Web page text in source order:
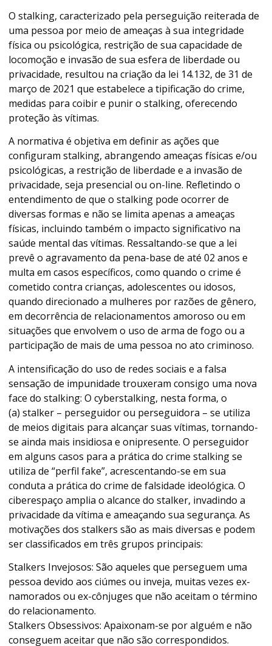
O stalking, caracterizado pela perseguição reiterada de
uma pessoa por meio de ameaças à sua integridade
física ou psicológica, restrição de sua capacidade de
locomoção e invasão de sua esfera de liberdade ou
privacidade, resultou na criação da lei 14.132, de 31 de
março de 2021 que estabelece a tipificação do crime,
medidas para coibir e punir o stalking, oferecendo
proteção às vítimas.
A normativa é objetiva em definir as ações que
configuram stalking, abrangendo ameaças físicas e/ou
psicológicas, a restrição de liberdade e a invasão de
privacidade, seja presencial ou on-line. Refletindo o
entendimento de que o stalking pode ocorrer de
diversas formas e não se limita apenas a ameaças
físicas, incluindo também o impacto significativo na
saúde mental das vítimas. Ressaltando-se que a lei
prevê o agravamento da pena-base de até 02 anos e
multa em casos específicos, como quando o crime é
cometido contra crianças, adolescentes ou idosos,
quando direcionado a mulheres por razões de gênero,
em decorrência de relacionamentos amoroso ou em
situações que envolvem o uso de arma de fogo ou a
participação de mais de uma pessoa no ato criminoso.
A intensificação do uso de redes sociais e a falsa
sensação de impunidade trouxeram consigo uma nova
face do stalking: O cyberstalking, nesta forma, o
(a) stalker – perseguidor ou perseguidora – se utiliza
de meios digitais para alcançar suas vítimas, tornando-
se ainda mais insidiosa e onipresente. O perseguidor
em alguns casos para a prática do crime stalking se
utiliza de “perfil fake”, acrescentando-se em sua
conduta a prática do crime de falsidade ideológica. O
ciberespaço amplia o alcance do stalker, invadindo a
privacidade da vítima e ameaçando sua segurança. As
motivações dos stalkers são as mais diversas e podem
ser classificados em três grupos principais:
Stalkers Invejosos: São aqueles que perseguem uma
pessoa devido aos ciúmes ou inveja, muitas vezes ex-
namorados ou ex-cônjuges que não aceitam o término
do relacionamento.
Stalkers Obsessivos: Apaixonam-se por alguém e não
conseguem aceitar que não são correspondidos.